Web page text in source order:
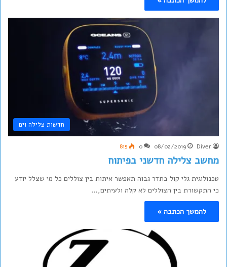
חדשות צלילה וים
Diver
08/02/2019
0
815
מחשב צלילה חדשני בפיתוח
טכנולוגית גלי קול בתדר גבוה תאפשר איתות בין צוללים כל מי שצלל יודע
כי התקשורת בין הצוללים לא קלה ולעיתים,…
להמשך הכתבה »